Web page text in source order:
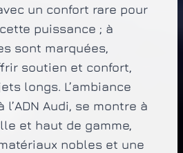
un confort rare pour
puissance ; à
sont marquées,
soutien et confort,
longs. L’ambiance
Audi, se montre à
et haut de gamme,
nobles et une